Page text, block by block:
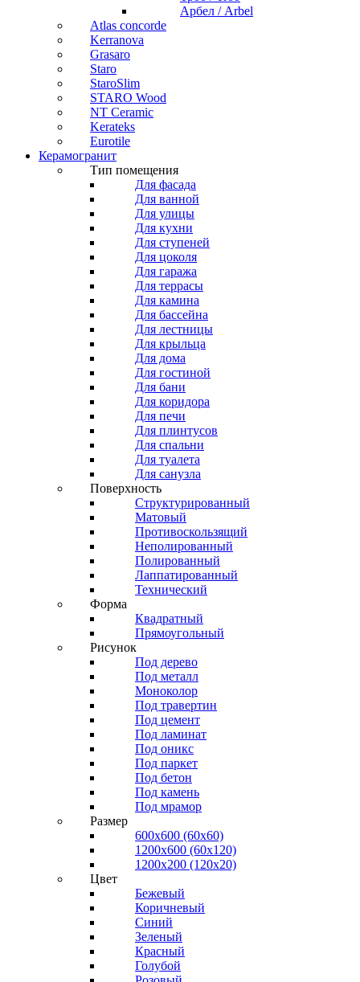
Арбел / Arbel
Atlas concorde
Kerranova
Grasaro
Staro
StaroSlim
STARO Wood
NT Ceramic
Kerateks
Eurotile
Керамогранит
Тип помещения
Для фасада
Для ванной
Для улицы
Для кухни
Для ступеней
Для цоколя
Для гаража
Для террасы
Для камина
Для бассейна
Для лестницы
Для крыльца
Для дома
Для гостиной
Для бани
Для коридора
Для печи
Для плинтусов
Для спальни
Для туалета
Для санузла
Поверхность
Структурированный
Матовый
Противоскользящий
Неполированный
Полированный
Лаппатированный
Технический
Форма
Квадратный
Прямоугольный
Рисунок
Под дерево
Под металл
Моноколор
Под травертин
Под цемент
Под ламинат
Под оникс
Под паркет
Под бетон
Под камень
Под мрамор
Размер
600х600 (60х60)
1200х600 (60х120)
1200х200 (120x20)
Цвет
Бежевый
Коричневый
Синий
Зеленый
Красный
Голубой